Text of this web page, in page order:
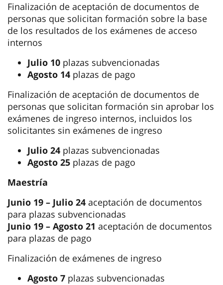
Finalización de aceptación de documentos de
personas que solicitan formación sobre la base
de los resultados de los exámenes de acceso
internos
Julio 10 plazas subvencionadas
Agosto 14 plazas de pago
Finalización de aceptación de documentos de
personas que solicitan formación sin aprobar los
exámenes de ingreso internos, incluidos los
solicitantes sin exámenes de ingreso
Julio 24 plazas subvencionadas
Agosto 25 plazas de pago
Maestría
Junio 19 – Julio 24 aceptación de documentos
para plazas subvencionadas
Junio 19 – Agosto 21 aceptación de documentos
para plazas de pago
Finalización de exámenes de ingreso
Agosto 7 plazas subvencionadas